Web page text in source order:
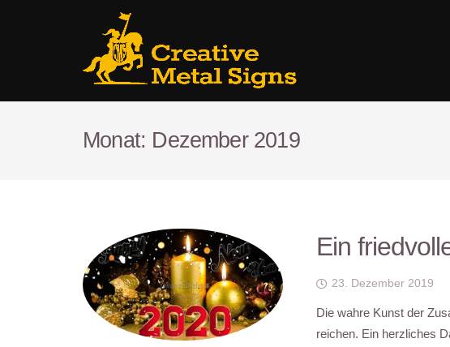
Monat: Dezember 2019
Ein
23. Dezember 2019
Die wahre Kunst der
reichen. Ein herzliches